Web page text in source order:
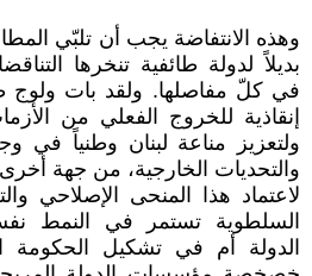
وهذه الانتفاضة يجب أن تلبّي
بديلاً لدولة طائفية تنخرها
في كلّ مفاصلها. ولقد بات ولوج
إنقاذية للخروج الفعلي من
ولتعزيز مناعة لبنان وطنياً في
والتحديات الخارجية، من جهة
لاعتماد هذا المنحى الإصلاحي
السلطوية تستمر في النمط
الدولة أم في تشكيل الحكومة